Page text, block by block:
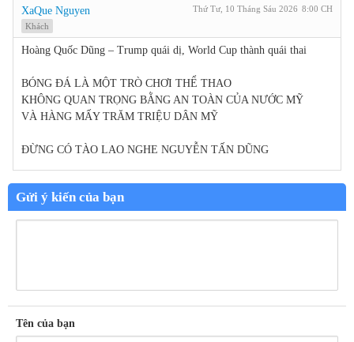
Thứ Tư, 10 Tháng Sáu 2026 8:00 CH
XaQue Nguyen
Khách
Hoàng Quốc Dũng – Trump quái dị, World Cup thành quái thai
BÓNG ĐÁ LÀ MỘT TRÒ CHƠI THỂ THAO
KHÔNG QUAN TRỌNG BẰNG AN TOÀN CỦA NƯỚC MỸ
VÀ HÀNG MẤY TRĂM TRIỆU DÂN MỸ
ĐỪNG CÓ TÀO LAO NGHE NGUYỄN TẤN DŨNG
Gửi ý kiến của bạn
Tên của bạn